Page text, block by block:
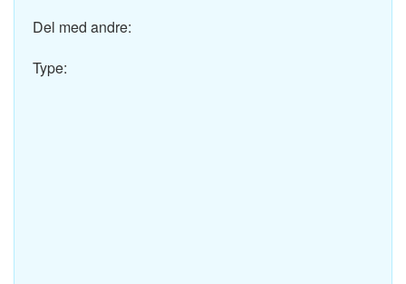
Del med andre:
Type: